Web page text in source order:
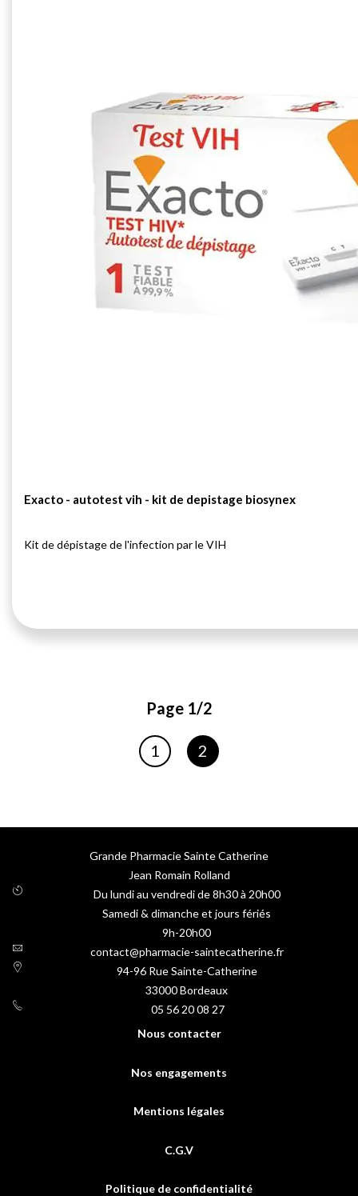
Exacto - autotest vih - kit de depistage biosynex
Kit de dépistage de l'infection par le VIH
Page 1/2
Page
Vous lisez actuellement la
1 Page
2
Grande Pharmacie Sainte Catherine
Jean Romain Rolland
Du lundi au vendredi de 8h30 à 20h00
Samedi & dimanche et jours fériés
9h-20h00
contact@pharmacie-saintecatherine.fr
94-96 Rue Sainte-Catherine
33000Bordeaux
05 56 20 08 27
Nous contacter
Nos engagements
Mentions légales
C.G.V
Politique de confidentialité